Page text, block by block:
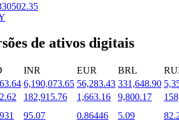
ganhar tokens populares.
de ativos digitais
INR EUR BRL
6,190,073.65 56,283.43 331,648.90
182,915.76 1,663.16 9,800.17
95.07 0.86446 5.09